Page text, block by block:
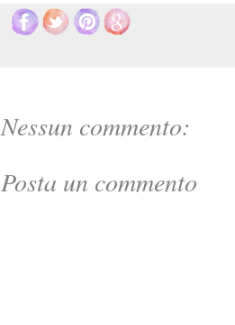
Nessun commento:
Posta un commento